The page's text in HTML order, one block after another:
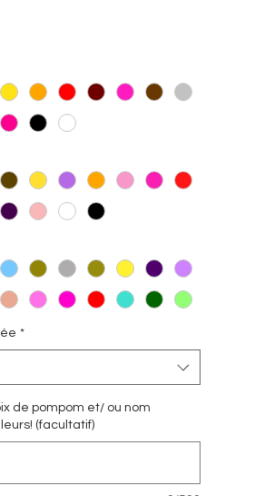
*
de pompom et/ ou nom
(facultatif)